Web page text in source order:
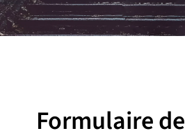
Formulaire de